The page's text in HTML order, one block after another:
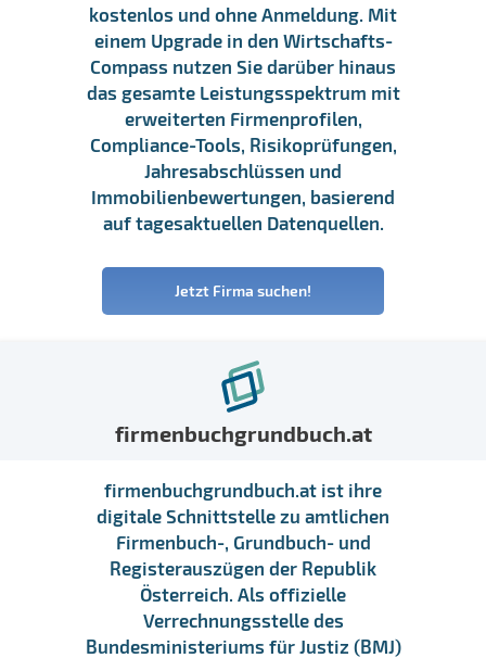
kostenlos und ohne Anmeldung. Mit
einem Upgrade in den Wirtschafts-
Compass nutzen Sie darüber hinaus
das gesamte Leistungsspektrum mit
erweiterten Firmenprofilen,
Compliance-Tools, Risikoprüfungen,
Jahresabschlüssen und
Immobilienbewertungen, basierend
auf tagesaktuellen Datenquellen.
Jetzt Firma suchen!
firmenbuchgrundbuch.at
firmenbuchgrundbuch.at ist ihre
digitale Schnittstelle zu amtlichen
Firmenbuch-, Grundbuch- und
Registerauszügen der Republik
Österreich. Als offizielle
Verrechnungsstelle des
Bundesministeriums für Justiz (BMJ)